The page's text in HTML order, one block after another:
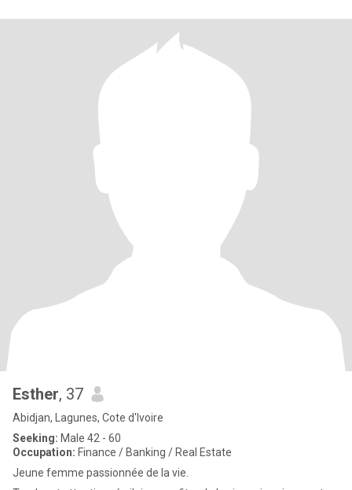
Esther, 37
Abidjan, Lagunes, Cote d'Ivoire
Seeking: Male 42 - 60
Occupation: Finance / Banking / Real Estate
Jeune femme passionnée de la vie.